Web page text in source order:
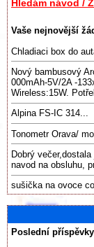
Hledám návod /
Vaše nejnovější
Chladiaci box do
Nový bambusový
000mAh-5V/2A -
Wireless:15W.
Alpina FS-IC 314...
Tonometr Orava/
Dobrý
navod na obsluhu,
sušička na ovoce
Poslední